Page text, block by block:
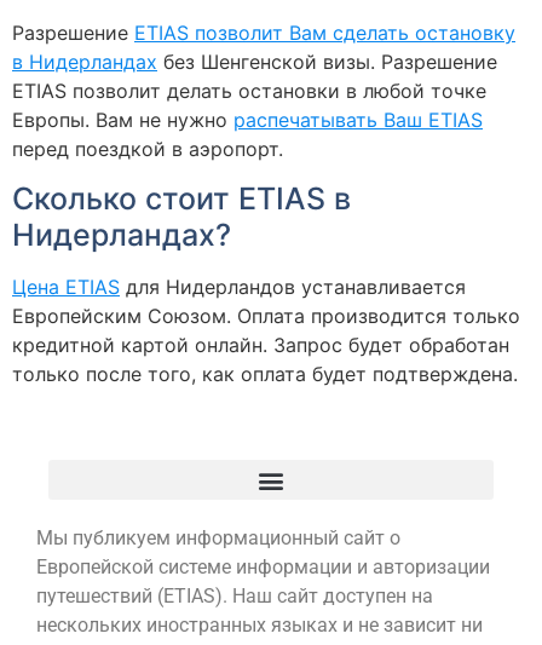
Разрешение ETIAS позволит Вам сделать остановку
в Нидерландах без Шенгенской визы. Разрешение
ETIAS позволит делать остановки в любой точке
Европы. Вам не нужно распечатывать Ваш ETIAS
перед поездкой в аэропорт.
Сколько стоит ETIAS в
Нидерландах?
Цена ETIAS для Нидерландов устанавливается
Европейским Союзом. Оплата производится только
кредитной картой онлайн. Запрос будет обработан
только после того, как оплата будет подтверждена.
Мы публикуем информационный сайт о
Европейской системе информации и авторизации
путешествий (ETIAS). Наш сайт доступен на
нескольких иностранных языках и не зависит ни